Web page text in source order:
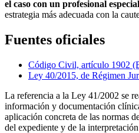
el caso con un profesional
estrategia más adecuada con la
Fuentes oficiales
Código Civil, artículo 1902
Ley 40/2015, de Régimen
La referencia a la Ley 41/2002 se
información y documentación
aplicación concreta de las normas
del expediente y de la